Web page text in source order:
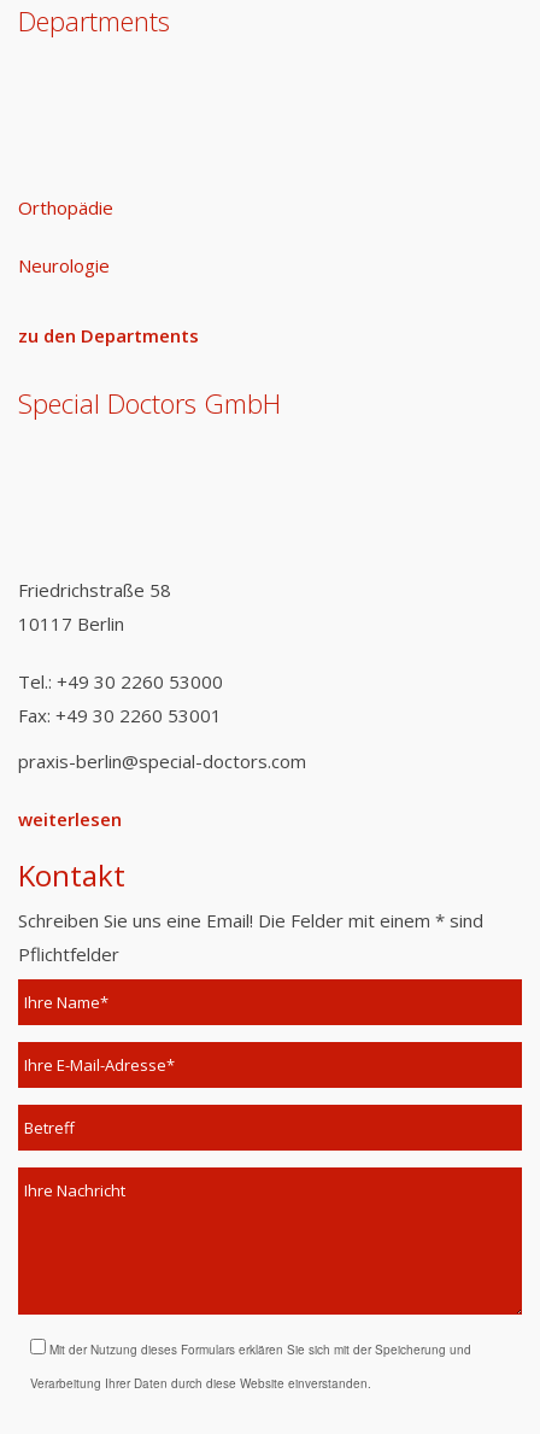
Departments
Orthopädie
Neurologie
zu den Departments
Special Doctors GmbH
Friedrichstraße 58
10117 Berlin
Tel.: +49 30 2260 53000
Fax: +49 30 2260 53001
praxis-berlin@special-doctors.com
weiterlesen
Kontakt
Schreiben Sie uns eine Email! Die Felder mit einem * sind
Pflichtfelder
Mit der Nutzung dieses Formulars erklären Sie sich mit der Speicherung und
Verarbeitung Ihrer Daten durch diese Website einverstanden.